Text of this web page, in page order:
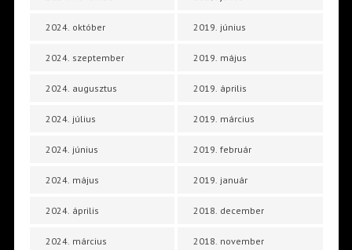
2024. október
2024. szeptember
2024. augusztus
2024. július
2024. június
2024. május
2024. április
2024. március
2019. június
2019. május
2019. április
2019. március
2019. február
2019. január
2018. december
2018. november